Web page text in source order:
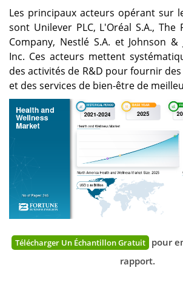
Les principaux acteurs opérant sur
sont Unilever PLC, L'Oréal S.A.,
Company, Nestlé S.A. et Johnson &
Inc. Ces acteurs mettent
des activités de R&D pour fournir
et des services de bien-être de
Télécharger Un Échantillon Gratuit pour
rapport.